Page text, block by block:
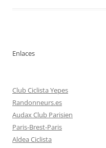
Enlaces
Club Ciclista Yepes
Randonneurs.es
Audax Club Parisien
Paris-Brest-Paris
Aldea Ciclista